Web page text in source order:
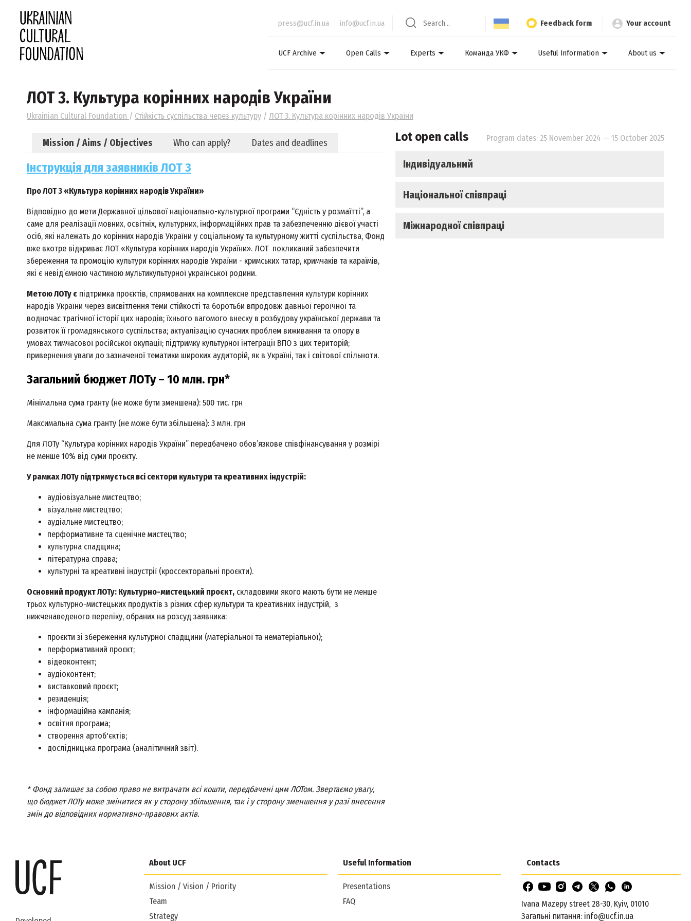
press@ucf.in.ua info@ucf.in.ua Feedback form Your account
UCF Archive Open Calls Experts Команда УКФ Useful Information About us
ЛОТ 3. Культура корінних народів України
Ukrainian Cultural Foundation / Стійкість суспільства через культуру / ЛОТ 3. Культура корінних народів України
Mission / Aims / Objectives Who can apply? Dates and deadlines
Інструкція для заявників ЛОТ 3
Про ЛОТ 3 «Культура корінних народів України»
Відповідно до мети Державної цільової національно-культурної програми “Єдність у розмаїтті”, а
саме для реалізації мовних, освітніх, культурних, інформаційних прав та забезпеченню дієвої участі
осіб, які належать до корінних народів України у соціальному та культурному житті суспільства, Фонд
вже вкотре відкриває ЛОТ «Культура корінних народів України». ЛОТ покликаний забезпечити
збереження та промоцію культури корінних народів України - кримських татар, кримчаків та караїмів,
які є невід’ємною частиною мультикультурної української родини.
Метою ЛОТу є підтримка проєктів, спрямованих на комплексне представлення культури корінних
народів України через висвітлення теми стійкості та боротьби впродовж давньої героїчної та
водночас трагічної історії цих народів; їхнього вагомого внеску в розбудову української держави та
розвиток її громадянського суспільства; актуалізацію сучасних проблем виживання та опору в
умовах тимчасової російської окупації; підтримку культурної інтеграції ВПО з цих територій;
привернення уваги до зазначеної тематики широких аудиторій, як в Україні, так і світової спільноти.
Загальний бюджет ЛОТу – 10 млн. грн*
Мінімальна сума гранту (не може бути зменшена): 500 тис. грн
Максимальна сума гранту (не може бути збільшена): 3 млн. грн
Для ЛОТу “Культура корінних народів України” передбачено обов’язкове співфінансування у розмірі
не менше 10% від суми проєкту.
У рамках ЛОТу підтримується всі сектори культури та креативних індустрій:
аудіовізуальне мистецтво;
візуальне мистецтво;
аудіальне мистецтво;
перформативне та сценічне мистецтво;
культурна спадщина;
літературна справа;
культурні та креативні індустрії (кроссекторальні проєкти).
Основний продукт ЛОТу: Культурно-мистецький проєкт, складовими якого мають бути не менше
трьох культурно-мистецьких продуктів з різних сфер культури та креативних індустрій, з
нижченаведеного переліку, обраних на розсуд заявника:
проєкти зі збереження культурної спадщини (матеріальної та нематеріальної);
перформативний проєкт;
відеоконтент;
аудіоконтент;
виставковий проєкт;
резиденція;
інформаційна кампанія;
освітня програма;
створення артоб'єктів;
дослідницька програма (аналітичний звіт).
* Фонд залишає за собою право не витрачати всі кошти, передбачені цим ЛОТом. Звертаємо увагу,
що бюджет ЛОТу може змінитися як у сторону збільшення, так і у сторону зменшення у разі внесення
змін до відповідних нормативно-правових актів.
Lot open calls Program dates: 25 November 2024 — 15 October 2025
Індивідуальний
Національної співпраці
Міжнародної співпраці
About UCF
Mission / Vision / Priority
Team
Strategy
Useful Information
Presentations
FAQ
Contacts
Ivana Mazepy street 28-30, Kyiv, 01010
Загальні питання: info@ucf.in.ua